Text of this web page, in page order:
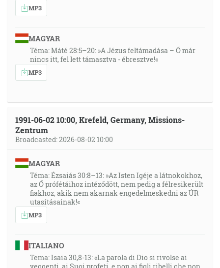
MP3
MAGYAR
Téma: Máté 28:5–20: »A Jézus feltámadása – Ő már
nincs itt, fel lett támasztva - ébresztve!«
MP3
1991-06-02 10:00, Krefeld, Germany, Missions-
Zentrum
Broadcasted: 2026-08-02 10:00
MAGYAR
Téma: Ézsaiás 30:8–13: »Az Isten Igéje a látnokokhoz,
az Ő prófétáihoz intéződött, nem pedig a félresikerült
fiakhoz, akik nem akarnak engedelmeskedni az ÚR
utasításainak!«
MP3
ITALIANO
Tema: Isaia 30,8-13: «La parola di Dio si rivolse ai